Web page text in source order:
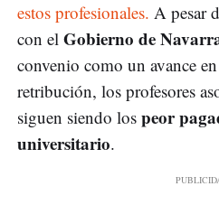
estos profesionales. A pesar
con el Gobierno de
convenio como un avance
retribución, los profesores
siguen siendo los peor
universitario.